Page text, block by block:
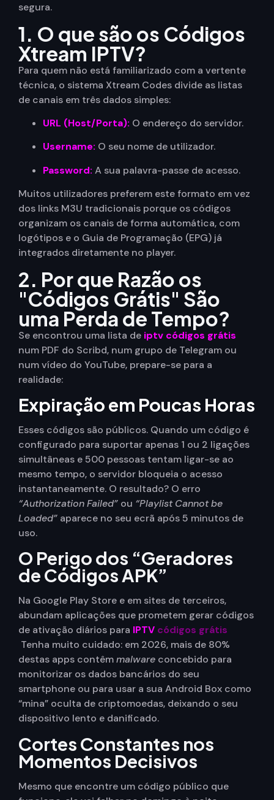
segura.
1. O que são os Códigos
Xtream IPTV?
Para quem não está familiarizado com a vertente
técnica, o sistema Xtream Codes divide as listas
de canais em três dados simples:
URL (Host/Porta): O endereço do servidor.
Username: O seu nome de utilizador.
Password: A sua palavra-passe de acesso.
Muitos utilizadores preferem este formato em vez
dos links M3U tradicionais porque os códigos
organizam os canais de forma automática, com
logótipos e o Guia de Programação (EPG) já
integrados diretamente no player.
2. Por que Razão os
"Códigos Grátis" São
uma Perda de Tempo?
Se encontrou uma lista de iptv códigos grátis
num PDF do Scribd, num grupo de Telegram ou
num vídeo do YouTube, prepare-se para a
realidade:
Expiração em Poucas Horas
Esses códigos são públicos. Quando um código é
configurado para suportar apenas 1 ou 2 ligações
simultâneas e 500 pessoas tentam ligar-se ao
mesmo tempo, o servidor bloqueia o acesso
instantaneamente. O resultado? O erro
“Authorization Failed” ou “Playlist Cannot be
Loaded” aparece no seu ecrã após 5 minutos de
uso.
O Perigo dos “Geradores
de Códigos APK”
Na Google Play Store e em sites de terceiros,
abundam aplicações que prometem gerar códigos
de ativação diários para IPTV códigos grátis
Tenha muito cuidado: em 2026, mais de 80%
destas apps contêmmalware concebido para
monitorizar os dados bancários do seu
smartphone ou para usar a sua Android Box como
“mina” oculta de criptomoedas, deixando o seu
dispositivo lento e danificado.
Cortes Constantes nos
Momentos Decisivos
Mesmo que encontre um código público que